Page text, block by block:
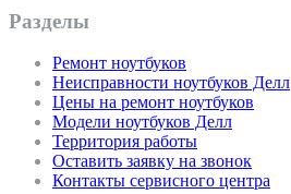
Разделы
Ремонт ноутбуков
Неисправности ноутбуков Делл
Цены на ремонт ноутбуков
Модели ноутбуков Делл
Территория работы
Оставить заявку на звонок
Контакты сервисного центра